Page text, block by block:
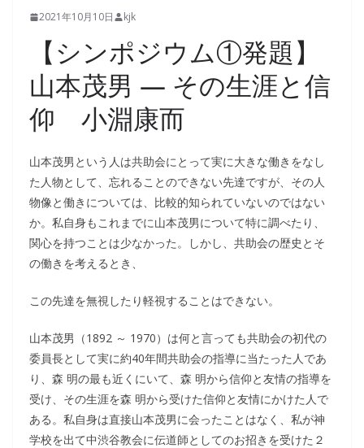
2021年10月10日 kjk
【シンポジウム①発題】
山本茂男 ― その生涯と信
仰 小淵康而
山本茂男という人は共助会にとって実に大きな働きをなし
た人物として、忘れることのできない先達ですが、その人
物像と働きについては、比較的知られていないのではない
か。私自身もこれまでに山本茂男について特に調べたり、
関心を持つことは少なかった。しかし、共助会の歴史とそ
の働きを考えるとき、
この先達を無視したり軽視することはできない。
山本茂男（1892 ～ 1970）は何と言っても共助会の初代の
委員長として実に約40年間共助会の指導に当たった人であ
り、森 明の最も近くにいて、森 明から信仰と友情の指導を
受け、その生涯を森 明から受けた信仰と友情にかけた人で
ある。私自身は直接山本茂男に会ったことはなく、私が神
学校を出て中渋谷教会に伝道師としてのお招きを受けた２